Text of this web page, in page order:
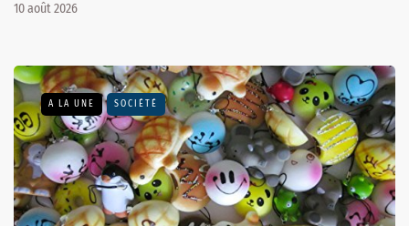
10 août 2026
A LA UNE SOCIÉTÉ